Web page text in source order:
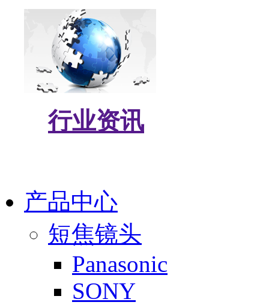
行业资讯
产品中心
短焦镜头
Panasonic
SONY